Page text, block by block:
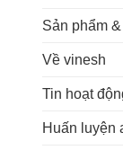
Sản phẩm
Về vinesh
Tin hoạt
Huấn luyện